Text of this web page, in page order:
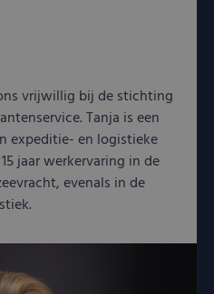
vrijwillig bij de stichting
Tanja is een
expeditie- en logistieke
jaar werkervaring in de
evenals in de